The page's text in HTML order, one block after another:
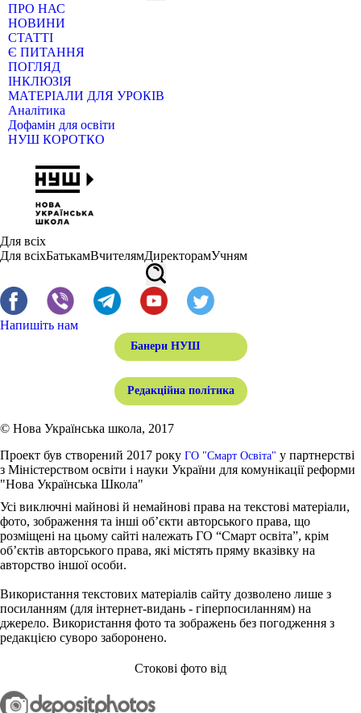
ПРО НАС
НОВИНИ
СТАТТІ
Є ПИТАННЯ
ПОГЛЯД
ІНКЛЮЗІЯ
МАТЕРІАЛИ ДЛЯ УРОКІВ
Аналітика
Дофамін для освіти
НУШ КОРОТКО
Для всіх
Для всіхБатькамВчителямДиректорамУчням
Напишіть нам
Банери НУШ
Редакційна політика
© Нова Українська школа, 2017
Проект був створений 2017 року ГО "Смарт Освіта" у партнерстві
з Міністерством освіти і науки України для комунікації реформи
"Нова Українська Школа"
Усі виключні майнові й немайнові права на текстові матеріали,
фото, зображення та інші об’єкти авторського права, що
розміщені на цьому сайті належать ГО “Смарт освіта”, крім
об’єктів авторського права, які містять пряму вказівку на
авторство іншої особи.
Використання текстових матеріалів сайту дозволено лише з
посиланням (для інтернет-видань - гіперпосиланням) на
джерело. Використання фото та зображень без погодження з
редакцією суворо заборонено.
Стокові фото від